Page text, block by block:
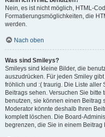
Nein, es ist nicht möglich, HTML-
Formatierungsmöglichkeiten, die
werden.
Nach oben
Was sind Smileys?
Smileys sind kleine Bilder, die
auszudrücken. Für jeden Smiley
fröhlich und :( traurig. Die Liste aller
Beitrags sehen. Versuchen Sie bitte
benutzen, sie können einen Beitrag
Moderator könnte deshalb Ihren
komplett löschen. Die Board-
begrenzen, die Sie in einem Beitrag